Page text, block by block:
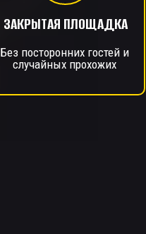
Без посторонних гостей и
случайных прохожих
ЗАКРЫТАЯ ПЛОЩАДКА